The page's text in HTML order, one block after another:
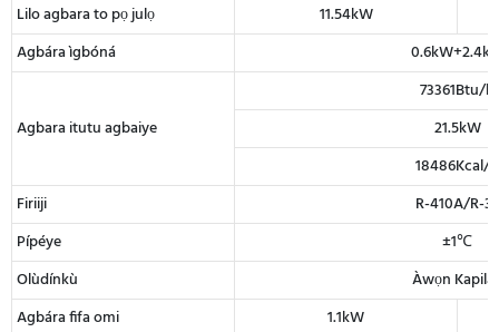
Lilo agbara to pọ julọ
11.54kW
Agbára ìgbóná
Agbara itutu agbaiye
73361Btu/h
21.5kW
18486Kcal/h
Firiiji
R-410A/R-32
Pípéye
±1℃
Olùdínkù
Àwọn
Agbára fifa omi
1.1kW